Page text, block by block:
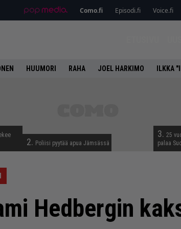
Como.fi Episodi.fi Voice.fi
HUUMORI RAHA JOEL HARKIMO ILKKA
2. Poliisi pyytää apua Jämsässä
3. 25
palaa
Hedbergin